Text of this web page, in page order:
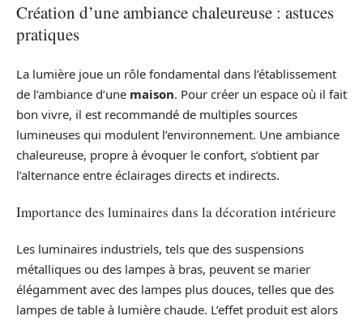
Création d’une ambiance chaleureuse : astuces
pratiques
La lumière joue un rôle fondamental dans l’établissement
de l’ambiance d’une maison. Pour créer un espace où il fait
bon vivre, il est recommandé de multiples sources
lumineuses qui modulent l’environnement. Une ambiance
chaleureuse, propre à évoquer le confort, s’obtient par
l’alternance entre éclairages directs et indirects.
Importance des luminaires dans la décoration intérieure
Les luminaires industriels, tels que des suspensions
métalliques ou des lampes à bras, peuvent se marier
élégamment avec des lampes plus douces, telles que des
lampes de table à lumière chaude. L’effet produit est alors